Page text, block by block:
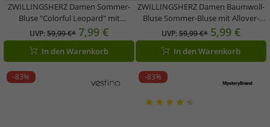
ZWILLINGSHERZ Damen Sommer-
Bluse "Colorful Leopard" mit
Leopard-Muster 33224 Blau/Pink
oder Pink/Gelb/Weiß
UVP:59,99 €* 7,99 €
In den Warenkorb
ZWILLINGSHERZ Damen Baumwoll-
Bluse Sommer-Bluse mit Allover-
Paisley-Muster 33125 Blau, Pink
oder Türkis
UVP:59,99 €* 5,99 €
In den Warenkorb
-83% -83%